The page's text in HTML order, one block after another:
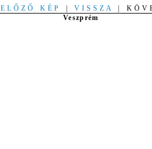
ELŐZŐ KÉP VISSZA
|
Veszprém